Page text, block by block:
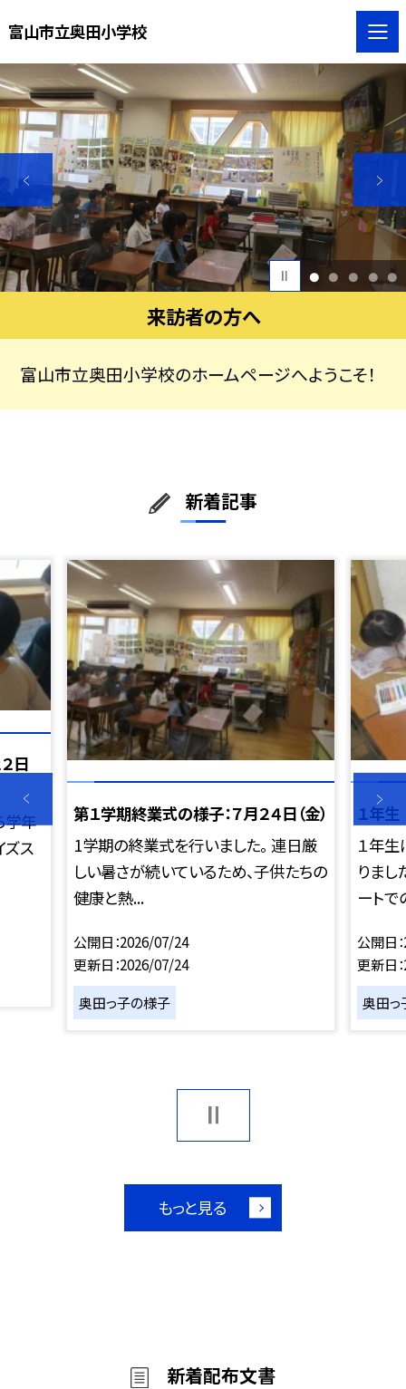
富山市立奥田小学校
1 2 3 4 5
来訪者の方へ
富山市立奥田小学校のホームページへようこそ！
新着記事
日
学年
ズス
第１学期終業式の様子：７月２４日（金）
1学期の終業式を行いました。 連日厳
しい暑さが続いているため、子供たちの
健康と熱...
公開日 2026/07/24
更新日 2026/07/24
奥田っ子の様子
１年生
１年
りまし
ートで
公開日
更新日
奥田
もっと見る
新着配布文書